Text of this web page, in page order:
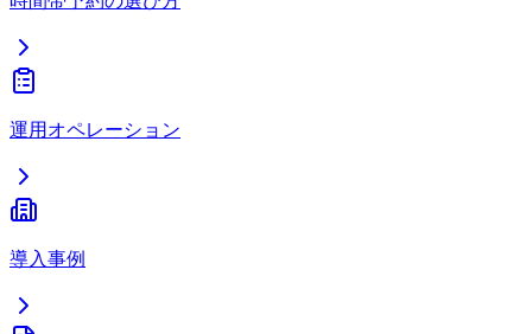
運用オペレーション
導入事例